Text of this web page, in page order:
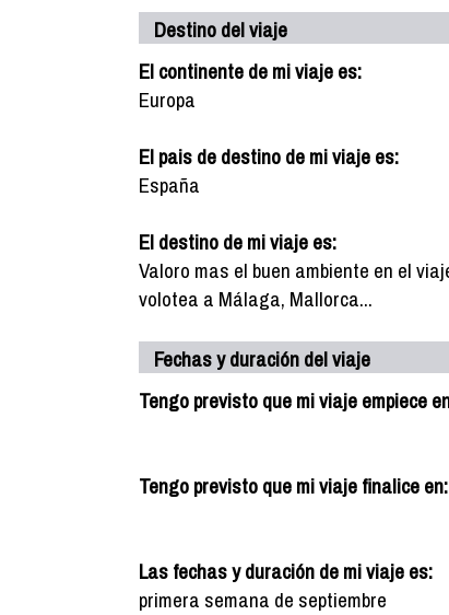
Destino del viaje
El continente de mi viaje es:
Europa
El pais de destino de mi viaje es:
España
El destino de mi viaje es:
Valoro mas el buen ambiente en el
volotea a Málaga, Mallorca...
Fechas y duración del viaje
Tengo previsto que mi viaje empiece
Tengo previsto que mi viaje finalice en:
Las fechas y duración de mi viaje es:
primera semana de septiembre